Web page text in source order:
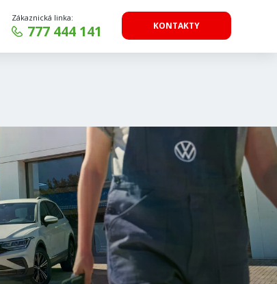
Zákaznická linka:
777 444 141 KONTAKTY